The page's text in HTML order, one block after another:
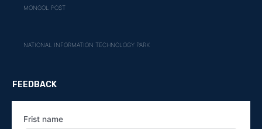
MONGOL POST
NATIONAL INFORMATION TECHNOLOGY PARK
FEEDBACK
Frist name